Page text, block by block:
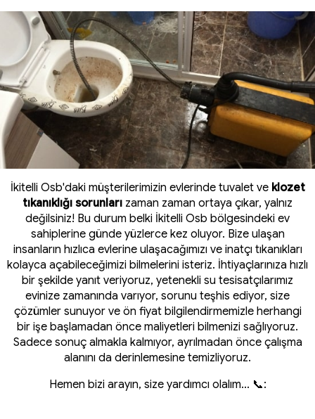
İkitelli Osb'daki müşterilerimizin evlerinde tuvalet ve klozet
tıkanıklığı sorunları zaman zaman ortaya çıkar, yalnız
değilsiniz! Bu durum belki İkitelli Osb bölgesindeki ev
sahiplerine günde yüzlerce kez oluyor. Bize ulaşan
insanların hızlıca evlerine ulaşacağımızı ve inatçı tıkanıkları
kolayca açabileceğimizi bilmelerini isteriz. İhtiyaçlarınıza hızlı
bir şekilde yanıt veriyoruz, yetenekli su tesisatçılarımız
evinize zamanında varıyor, sorunu teşhis ediyor, size
çözümler sunuyor ve ön fiyat bilgilendirmemizle herhangi
bir işe başlamadan önce maliyetleri bilmenizi sağlıyoruz.
Sadece sonuç almakla kalmıyor, ayrılmadan önce çalışma
alanını da derinlemesine temizliyoruz.
Hemen bizi arayın, size yardımcı olalım... 📞: